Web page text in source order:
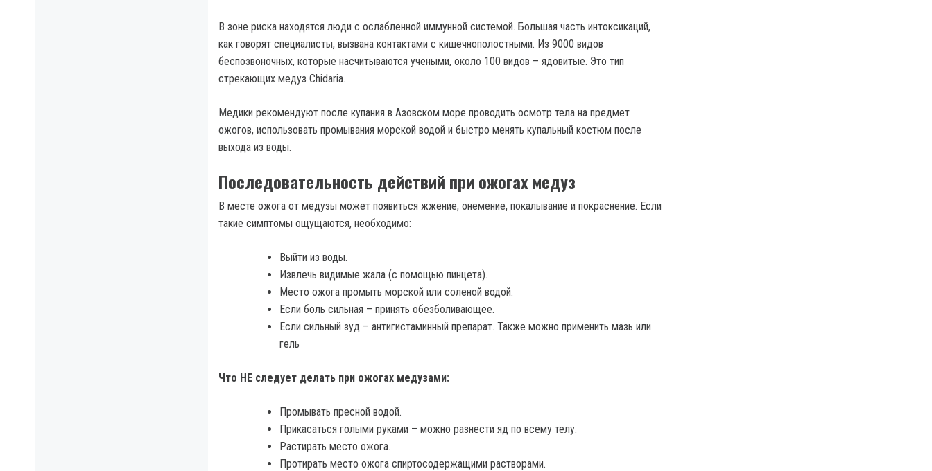
В зоне риска находятся люди с ослабленной иммунной системой. Большая часть интоксикаций,
как говорят специалисты, вызвана контактами с кишечнополостными. Из 9000 видов
беспозвоночных, которые насчитываются учеными, около 100 видов – ядовитые. Это тип
стрекающих медуз Chidaria.
Медики рекомендуют после купания в Азовском море проводить осмотр тела на предмет
ожогов, использовать промывания морской водой и быстро менять купальный костюм после
выхода из воды.
Последовательность действий при ожогах медуз
В месте ожога от медузы может появиться жжение, онемение, покалывание и покраснение. Если
такие симптомы ощущаются, необходимо:
Выйти из воды.
Извлечь видимые жала (с помощью пинцета).
Место ожога промыть морской или соленой водой.
Если боль сильная – принять обезболивающее.
Если сильный зуд – антигистаминный препарат. Также можно применить мазь или
гель
Что НЕ следует делать при ожогах медузами:
Промывать пресной водой.
Прикасаться голыми руками – можно разнести яд по всему телу.
Растирать место ожога.
Протирать место ожога спиртосодержащими растворами.